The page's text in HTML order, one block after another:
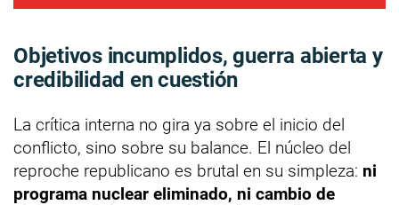
Objetivos incumplidos, guerra abierta y
credibilidad en cuestión
La crítica interna no gira ya sobre el inicio del
conflicto, sino sobre su balance. El núcleo del
reproche republicano es brutal en su simpleza: ni
programa nuclear eliminado, ni cambio de